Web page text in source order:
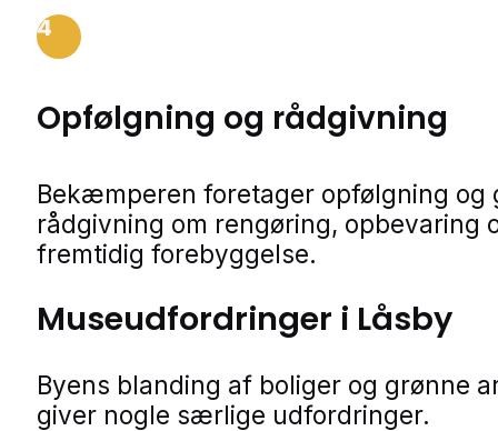
4
Opfølgning og rådgivning
Bekæmperen foretager opfølgning og
rådgivning om rengøring, opbevaring
fremtidig forebyggelse.
Museudfordringer i Låsby
Byens blanding af boliger og grønne
giver nogle særlige udfordringer.